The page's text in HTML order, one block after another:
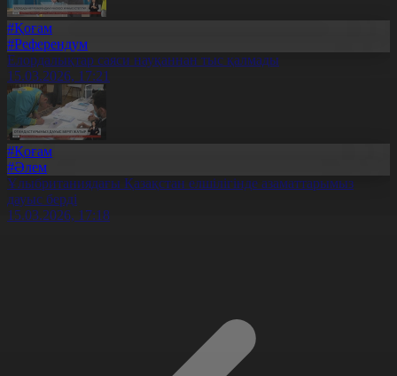
#Қоғам
#Референдум
Елордалықтар саяси науқаннан тыс қалмады
15.03.2026, 17:21
#Қоғам
#Әлем
Ұлыбританиядағы Қазақстан елшілігінде азаматтарымыз
дауыс берді
15.03.2026, 17:18